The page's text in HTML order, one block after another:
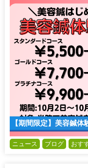
【期間限定】美容鍼体
ニュース ブログ おす